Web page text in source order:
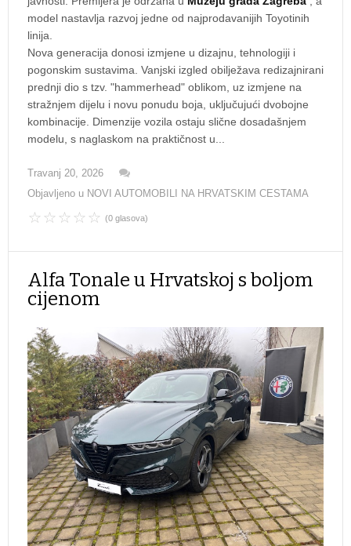
model nastavlja razvoj jedne od najprodavanijih Toyotinih
linija.
Nova generacija donosi izmjene u dizajnu, tehnologiji i
pogonskim sustavima. Vanjski izgled obilježava redizajnirani
prednji dio s tzv. "hammerhead" oblikom, uz izmjene na
stražnjem dijelu i novu ponudu boja, uključujući dvobojne
kombinacije. Dimenzije vozila ostaju slične dosadašnjem
modelu, s naglaskom na praktičnost u...
Travanj 20, 2026
Objavljeno u NOVI AUTOMOBILI NA HRVATSKIM CESTAMA
(0 glasova)
Alfa Tonale u Hrvatskoj s boljom
cijenom